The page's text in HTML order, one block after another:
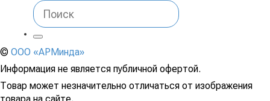
© ООО «АРМинда»
Информация не является публичной офертой.
Товар может незначительно отличаться от изображения